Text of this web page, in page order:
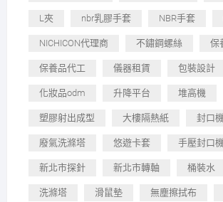
L夾 nbr乳膠手套 NBR手套
NICHICON代理商 不鏽鋼螺絲 保
保養品代工 儀器租賃 包裝設計
化妝品odm 升降平台 堆高機
塑膠射出成型 大樓隔熱紙 封口機
廢氣洗滌塔 悠遊卡套 手壓封口機
新北市探針 新北市轉軸 桶裝水
洗滌塔 滑鼠墊 無塵擦拭布